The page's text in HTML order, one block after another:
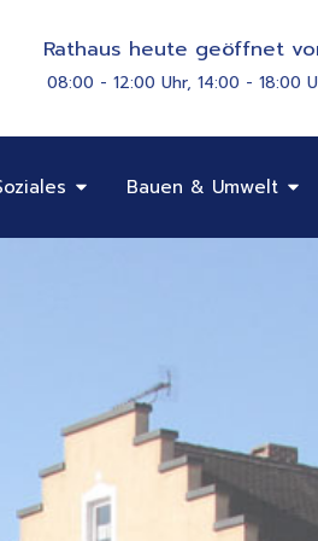
Rathaus heute geöffnet
08:00 - 12:00 Uhr, 14:00 - 18:00
Öffne Gesundheit & Soziales
Bauen & Umwelt